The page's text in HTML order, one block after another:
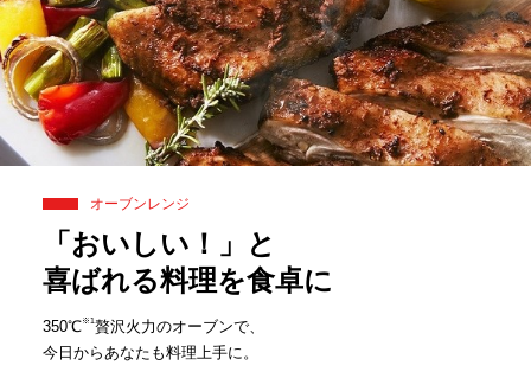
オーブンレンジ
「おいしい！」と
喜ばれる料理を食卓に
350℃※1 贅沢火力のオーブンで、
今日からあなたも料理上手に。